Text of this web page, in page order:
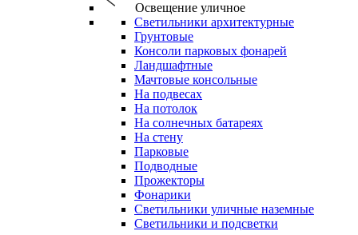
Освещение уличное
Светильники архитектурные
Грунтовые
Консоли парковых фонарей
Ландшафтные
Мачтовые консольные
На подвесах
На потолок
На солнечных батареях
На стену
Парковые
Подводные
Прожекторы
Фонарики
Светильники уличные наземные
Светильники и подсветки